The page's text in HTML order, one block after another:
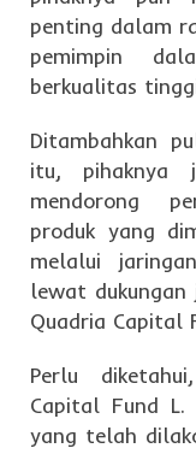
penting dalam
pemimpin
berkualitas
Ditambahkan
itu, pihaknya
mendorong
produk yang
melalui
lewat
Quadria Capital
Perlu
Capital Fund L.
yang telah